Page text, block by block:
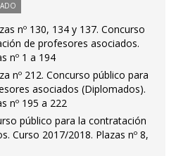
nº 130, 134 y 137. Concurso
de profesores asociados.
nº 1 a 194
nº 212. Concurso público para
asociados (Diplomados).
nº 195 a 222
público para la contratación
Curso 2017/2018. Plazas nº 8,